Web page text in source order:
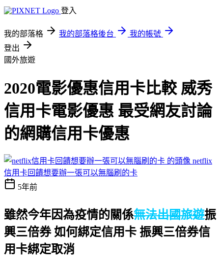
登入
我的部落格 我的部落格後台
我的帳號
登出
國外旅遊
2020電影優惠信用卡比較 威秀
信用卡電影優惠 最受網友討論
的網購信用卡優惠
netflix
信用卡回饋想要辦一張可以無腦刷的卡
5年前
雖然今年因為疫情的關係無法出國旅遊振
興三倍券 如何綁定信用卡 振興三倍券信
用卡綁定取消